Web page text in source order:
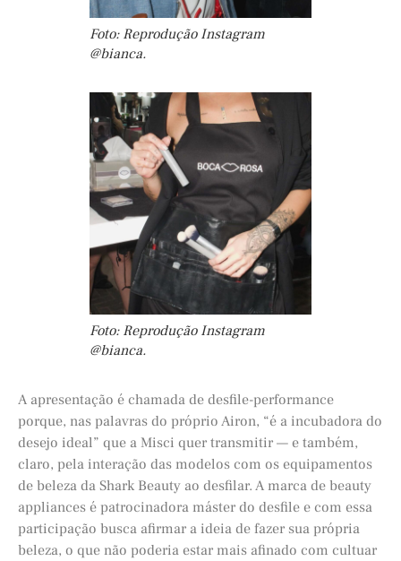
Foto: Reprodução Instagram
@bianca.
Foto: Reprodução Instagram
@bianca.
A apresentação é chamada de desfile-performance
porque, nas palavras do próprio Airon, “é a incubadora do
desejo ideal” que a Misci quer transmitir — e também,
claro, pela interação das modelos com os equipamentos
de beleza da Shark Beauty ao desfilar. A marca de beauty
appliances é patrocinadora máster do desfile e com essa
participação busca afirmar a ideia de fazer sua própria
beleza, o que não poderia estar mais afinado com cultuar